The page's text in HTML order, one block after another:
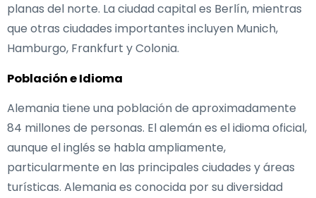
planas del norte. La ciudad capital es Berlín, mientras
que otras ciudades importantes incluyen Munich,
Hamburgo, Frankfurt y Colonia.
Población e Idioma
Alemania tiene una población de aproximadamente
84 millones de personas. El alemán es el idioma oficial,
aunque el inglés se habla ampliamente,
particularmente en las principales ciudades y áreas
turísticas. Alemania es conocida por su diversidad